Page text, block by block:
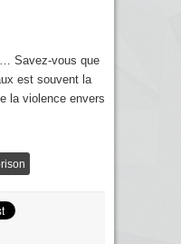
Savez-vous que
est souvent la
la violence envers